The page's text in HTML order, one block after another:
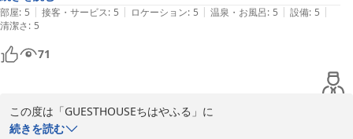
またお会いできる日を心より楽しみにしております。
改めまして、この度のご利用誠にありがとうございました。
お部屋を大変×2綺麗にお使いくださりありがとうございました。
末筆になりましたが、お帰りの際の「ランプサイン」ありがとうご
ざいました。
の旅行雑誌に目を通し、最高に寝心地のいいベッドでぐっすりと眠るこ
とができました。
また機会があれば、ぜひ利用したい場所になりました。
部屋: 5 | 接客・サービス: 5 | ロケーション: 5 | 温泉・お風呂: 5 | 設備: 5 |
清潔さ: 5
71
この度は「GUESTHOUSEちはやふる」に
ご宿泊いただき、また温かいご感想までお寄せ
続きを読む